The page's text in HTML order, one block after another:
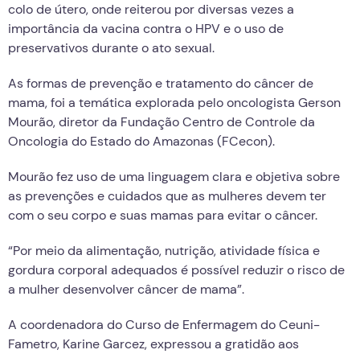
colo de útero, onde reiterou por diversas vezes a
importância da vacina contra o HPV e o uso de
preservativos durante o ato sexual.
As formas de prevenção e tratamento do câncer de
mama, foi a temática explorada pelo oncologista Gerson
Mourão, diretor da Fundação Centro de Controle da
Oncologia do Estado do Amazonas (FCecon).
Mourão fez uso de uma linguagem clara e objetiva sobre
as prevenções e cuidados que as mulheres devem ter
com o seu corpo e suas mamas para evitar o câncer.
“Por meio da alimentação, nutrição, atividade física e
gordura corporal adequados é possível reduzir o risco de
a mulher desenvolver câncer de mama”.
A coordenadora do Curso de Enfermagem do Ceuni-
Fametro, Karine Garcez, expressou a gratidão aos